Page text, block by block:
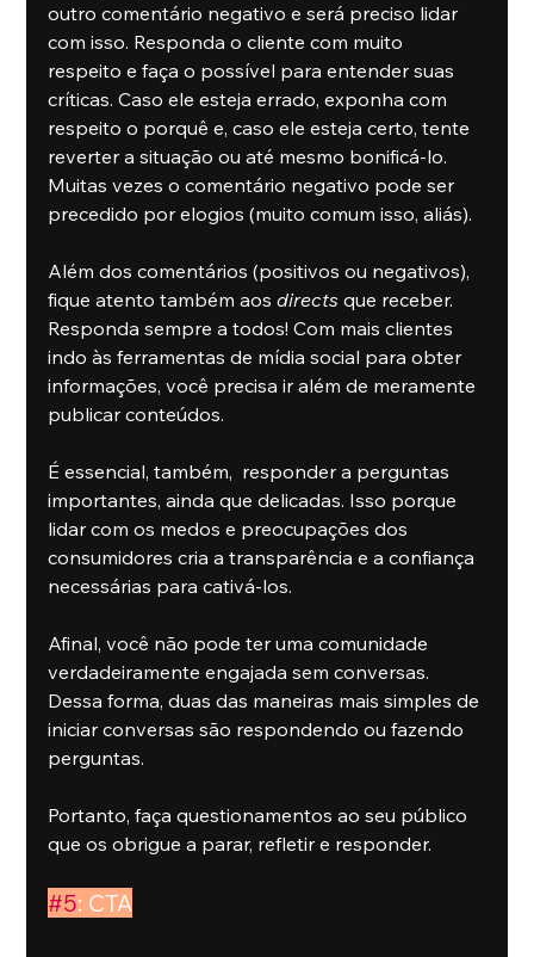
outro comentário negativo e será preciso lidar
com isso. Responda o cliente com muito
respeito e faça o possível para entender suas
críticas. Caso ele esteja errado, exponha com
respeito o porquê e, caso ele esteja certo, tente
reverter a situação ou até mesmo bonificá-lo.
Muitas vezes o comentário negativo pode ser
precedido por elogios (muito comum isso, aliás).
Além dos comentários (positivos ou negativos),
fique atento também aos directs que receber.
Responda sempre a todos! Com mais clientes
indo às ferramentas de mídia social para obter
informações, você precisa ir além de meramente
publicar conteúdos.
É essencial, também,  responder a perguntas
importantes, ainda que delicadas. Isso porque
lidar com os medos e preocupações dos
consumidores cria a transparência e a confiança
necessárias para cativá-los.
Afinal, você não pode ter uma comunidade
verdadeiramente engajada sem conversas.
Dessa forma, duas das maneiras mais simples de
iniciar conversas são respondendo ou fazendo
perguntas.
Portanto, faça questionamentos ao seu público
que os obrigue a parar, refletir e responder.
#5: CTA